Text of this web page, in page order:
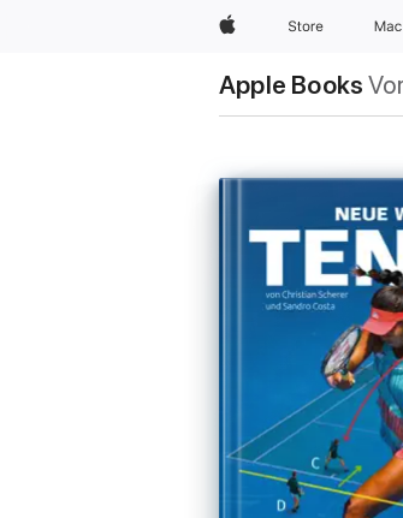
Apple Store Mac
Apple Books